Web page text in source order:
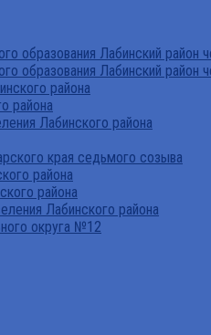
образования Лабинский
образования Лабинский
района
района
Лабинского района
края седьмого созыва
района
района
Лабинского района
округа №12